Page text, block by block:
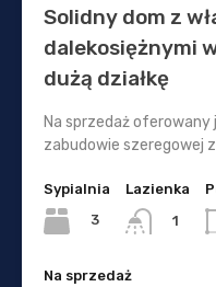
Solidny dom z
dalekosiężnymi
dużą działkę
Na sprzedaż
zabudowie szeregowej
Sypialnia
3
Lazienka
1
Na sprzedaż